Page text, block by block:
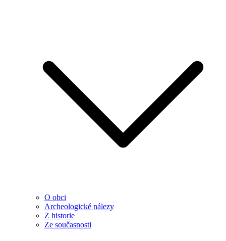
O obci
Archeologické nálezy
Z historie
Ze současnosti